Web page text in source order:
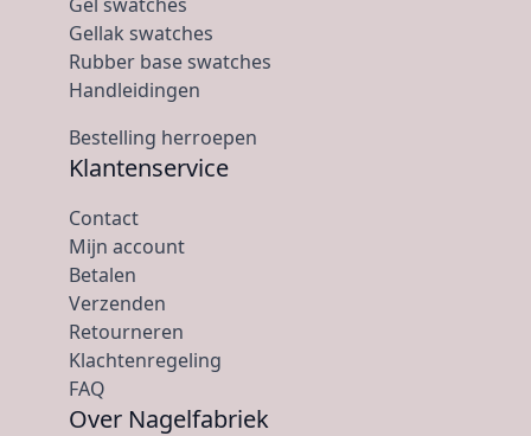
Gellak swatches
Rubber base swatches
Handleidingen
Bestelling herroepen
Klantenservice
Contact
Mijn account
Betalen
Verzenden
Retourneren
Klachtenregeling
FAQ
Over Nagelfabriek